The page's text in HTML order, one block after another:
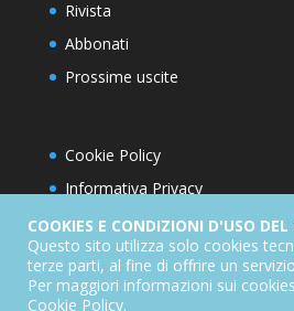
Rivista
Abbonati
Prossime uscite
Cookie Policy
Informativa Privacy
Condizioni d’utilizzo del sito
Condizioni generali di
Informativa sul diritto di recesso
COOKIES E CONDIZIONI D'USO DEL
Questo sito utilizza solo cookies
terze parti, al fine di offrire un
Per maggiori informazioni sui
Cookie Policy.